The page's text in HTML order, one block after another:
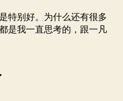
特别好。为什么还有很多
是我一直思考的，跟一凡